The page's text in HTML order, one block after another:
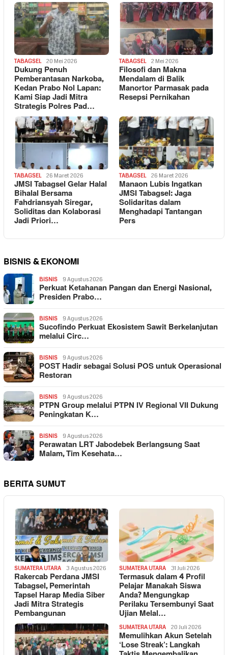
TABAGSEL 20 Mei 2026
Dukung Penuh
Pemberantasan Narkoba,
Kedan Prabo Nol Lapan:
Kami Siap Jadi Mitra
Strategis Polres Pad…
TABAGSEL 2 Mei 2026
Filosofi dan Makna
Mendalam di Balik
Manortor Parmasak pada
Resepsi Pernikahan
TABAGSEL 26 Maret 2026
JMSI Tabagsel Gelar Halal
Bihalal Bersama
Fahdriansyah Siregar,
Soliditas dan Kolaborasi
Jadi Priori…
TABAGSEL 26 Maret 2026
Manaon Lubis Ingatkan
JMSI Tabagsel: Jaga
Solidaritas dalam
Menghadapi Tantangan
Pers
BISNIS & EKONOMI
BISNIS 9 Agustus 2026
Perkuat Ketahanan Pangan dan Energi Nasional,
Presiden Prabo…
BISNIS 9 Agustus 2026
Sucofindo Perkuat Ekosistem Sawit Berkelanjutan
melalui Circ…
BISNIS 9 Agustus 2026
POST Hadir sebagai Solusi POS untuk Operasional
Restoran
BISNIS 9 Agustus 2026
PTPN Group melalui PTPN IV Regional VII Dukung
Peningkatan K…
BISNIS 9 Agustus 2026
Perawatan LRT Jabodebek Berlangsung Saat
Malam, Tim Kesehata…
BERITA SUMUT
SUMATERA UTARA 3 Agustus 2026
Rakercab Perdana JMSI
Tabagsel, Pemerintah
Tapsel Harap Media Siber
Jadi Mitra Strategis
Pembangunan
SUMATERA UTARA 31 Juli 2026
Termasuk dalam 4 Profil
Pelajar Manakah Siswa
Anda? Mengungkap
Perilaku Tersembunyi Saat
Ujian Melal…
SUMATERA UTARA 20 Juli 2026
Memulihkan Akun Setelah
‘Lose Streak’: Langkah